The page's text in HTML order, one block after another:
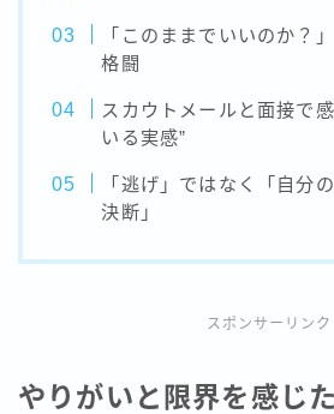
「このままでいいのか？
格闘
スカウトメールと面接で
いる実感”
「逃げ」ではなく「自分
決断」
スポンサーリンク
やりがいと限界を感じ